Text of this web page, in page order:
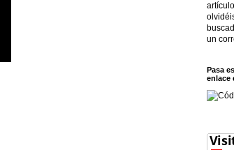
un
Pasa
enlace